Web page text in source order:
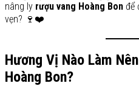
nâng ly rượu vang Hoàng Bon để
vẹn? 🍷❤️
Hương Vị Nào Làm
Hoàng Bon?